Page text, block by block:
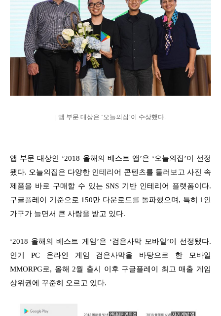
| 앱 부문 대상은 ‘오늘의집’이 수상했다.
앱 부문 대상인 ‘2018 올해의 베스트 앱’은 ‘오늘의집’이 선정
됐다. 오늘의집은 다양한 인테리어 콘텐츠를 둘러보고 사진 속
제품을 바로 구매할 수 있는 SNS 기반 인테리어 플랫폼이다.
구글플레이 기준으로 150만 다운로드를 돌파했으며, 특히 1인
가구가 늘면서 큰 사랑을 받고 있다.
‘2018 올해의 베스트 게임’은 ‘검은사막 모바일’이 선정됐다.
인기 PC 온라인 게임 검은사막을 바탕으로 한 모바일
MMORPG로, 올해 2월 출시 이후 구글플레이 최고 매출 게임
상위권에 꾸준히 오르고 있다.